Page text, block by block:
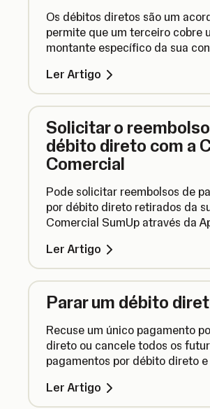
Os débitos diretos são um
permite que um terceiro cobre
montante específico da sua
um débito direto com a sua
Comercial SumUp.
Ler Artigo
Solicitar o
débito direto com a
Comercial
Pode solicitar reembolsos de
por débito direto retirados da
Comercial SumUp através da
Ler Artigo
Parar um débito
Recuse um único pagamento
direto ou cancele todos os
pagamentos por débito direto
Ler Artigo